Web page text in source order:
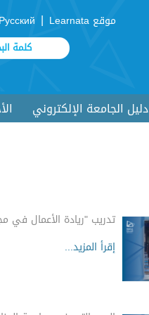
موقع Learnata |
Русский
دليل الجامعة الإلكتروني
تدريب "ريادة الأعمال في
إقرأ المزيد...